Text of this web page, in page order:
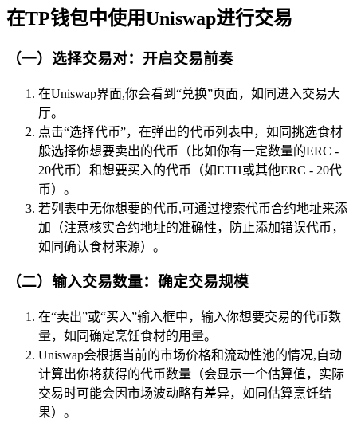
在TP钱包中使用Uniswap进行交易
（一）选择交易对：开启交易前奏
在Uniswap界面,你会看到“兑换”页面，如同进入交易大
厅。
点击“选择代币”，在弹出的代币列表中，如同挑选食材
般选择你想要卖出的代币（比如你有一定数量的ERC -
20代币）和想要买入的代币（如ETH或其他ERC - 20代
币）。
若列表中无你想要的代币,可通过搜索代币合约地址来添
加（注意核实合约地址的准确性，防止添加错误代币，
如同确认食材来源）。
（二）输入交易数量：确定交易规模
在“卖出”或“买入”输入框中，输入你想要交易的代币数
量，如同确定烹饪食材的用量。
Uniswap会根据当前的市场价格和流动性池的情况,自动
计算出你将获得的代币数量（会显示一个估算值，实际
交易时可能会因市场波动略有差异，如同估算烹饪结
果）。